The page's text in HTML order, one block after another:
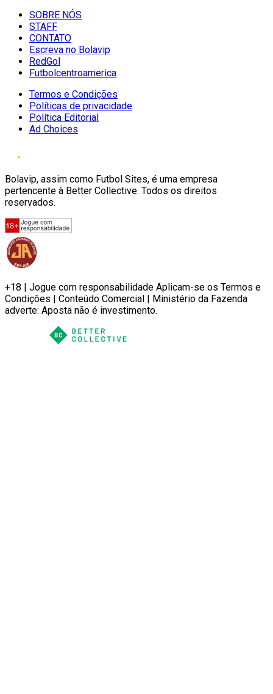
SOBRE NÓS
STAFF
CONTATO
Escreva no Bolavip
RedGol
Futbolcentroamerica
Termos e Condições
Políticas de privacidade
Política Editorial
Ad Choices
Bolavip, assim como Futbol Sites, é uma empresa
pertencente à Better Collective. Todos os direitos
reservados.
+18 | Jogue com responsabilidade Aplicam-se os Termos e
Condições | Conteúdo Comercial | Ministério da Fazenda
adverte: Aposta não é investimento.